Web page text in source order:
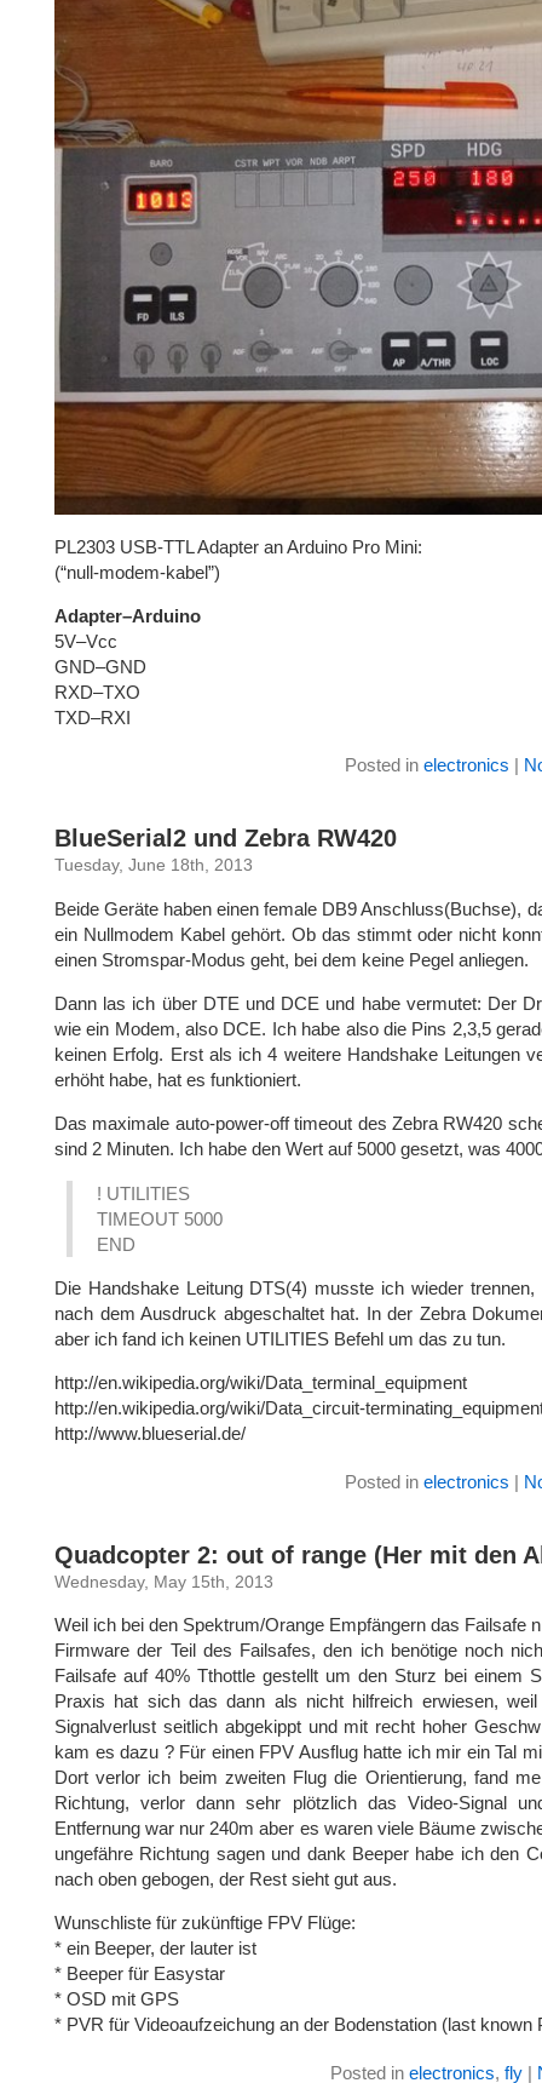
PL2303 USB-TTL Adapter an Arduino Pro Mini:
(“null-modem-kabel”)
Adapter–Arduino
5V–Vcc
GND–GND
RXD–TXO
TXD–RXI
Posted in electronics |
BlueSerial2 und Zebra RW420
Tuesday, June 18th, 2013
Beide Geräte haben einen female DB9 Anschluss(Buchse),
ein Nullmodem Kabel gehört. Ob das stimmt oder nicht
einen Stromspar-Modus geht, bei dem keine Pegel anliegen.
Dann las ich über DTE und DCE und habe vermutet: Der
wie ein Modem, also DCE. Ich habe also die Pins 2,3,5
keinen Erfolg. Erst als ich 4 weitere Handshake Leitungen
erhöht habe, hat es funktioniert.
Das maximale auto-power-off timeout des Zebra RW420
sind 2 Minuten. Ich habe den Wert auf 5000 gesetzt, was
! UTILITIES
TIMEOUT 5000
END
Die Handshake Leitung DTS(4) musste ich wieder
nach dem Ausdruck abgeschaltet hat. In der Zebra
aber ich fand ich keinen UTILITIES Befehl um das zu tun.
http://en.wikipedia.org/wiki/Data_terminal_equipment
http://en.wikipedia.org/wiki/Data_circuit-
http://www.blueserial.de/
Posted in electronics |
Quadcopter 2: out of range (Her mit den
Wednesday, May 15th, 2013
Weil ich bei den Spektrum/Orange Empfängern das Failsafe
Firmware der Teil des Failsafes, den ich benötige noch
Failsafe auf 40% Tthottle gestellt um den Sturz bei einem
Praxis hat sich das dann als nicht hilfreich erwiesen,
Signalverlust seitlich abgekippt und mit recht hoher
kam es dazu ? Für einen FPV Ausflug hatte ich mir ein Tal
Dort verlor ich beim zweiten Flug die Orientierung, fand
Richtung, verlor dann sehr plötzlich das Video-Signal
Entfernung war nur 240m aber es waren viele Bäume
ungefähre Richtung sagen und dank Beeper habe ich den
nach oben gebogen, der Rest sieht gut aus.
Wunschliste für zukünftige FPV Flüge:
* ein Beeper, der lauter ist
* Beeper für Easystar
* OSD mit GPS
* PVR für Videoaufzeichung an der Bodenstation (last known
Posted in electronics, fly |